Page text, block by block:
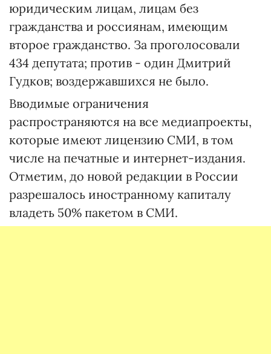
юридическим лицам, лицам без
гражданства и россиянам, имеющим
второе гражданство. За проголосовали
434 депутата; против - один Дмитрий
Гудков; воздержавшихся не было.
Вводимые ограничения
распространяются на все медиапроекты,
которые имеют лицензию СМИ, в том
числе на печатные и интернет-издания.
Отметим, до новой редакции в России
разрешалось иностранному капиталу
владеть 50% пакетом в СМИ.